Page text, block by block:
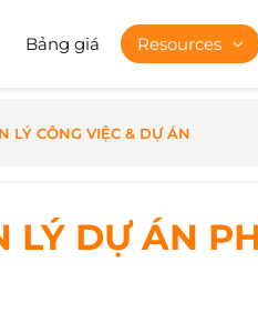
Bảng giá Resources
LÝ CÔNG VIỆC & DỰ ÁN
LÝ DỰ ÁN